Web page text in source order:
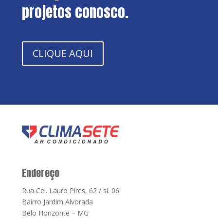
projetos conosco.
CLIQUE AQUI
Endereço
Rua Cel. Lauro Pires, 62 / sl. 06
Bairro Jardim Alvorada
Belo Horizonte – MG